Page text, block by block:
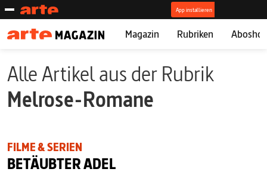
Magazin Rubriken
Alle Artikel aus der Rubrik
Melrose-Romane
FILME & SERIEN
BETÄUBTER ADEL